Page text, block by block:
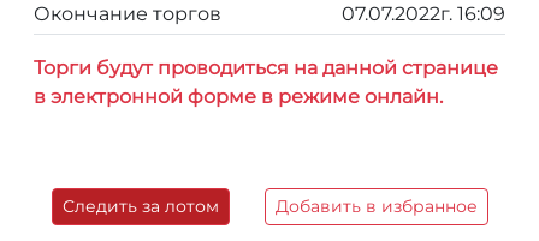
Окончание торгов
07.07.2022г. 16:09
Торги будут проводиться на данной странице
в электронной форме в режиме онлайн.
Следить за лотом Добавить в избранное